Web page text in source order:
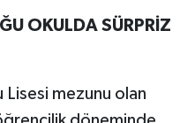
OKULDA SÜRPRİZ
mezunu olan